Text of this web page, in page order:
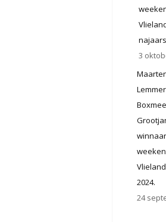
3
2024.
24